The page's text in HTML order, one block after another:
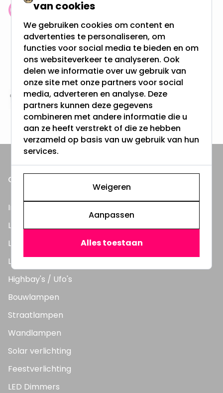
meer dan 100.000 klanten gingen u voor
Gratis verzending + snel geleverd
Vanaf EUR100,- naar NL & BE
& 100 dagen recht op retour
Altijd uit eigen voorraad
3000m2 - 60.000+ Producten
ONZE PRODUCTEN
Inbouwspots
LED Lampen
LED TL Buizen
LED Panelen
Highbay's / Ufo's
Bouwlampen
Straatlampen
Wandlampen
Solar verlichting
Feestverlichting
LED Dimmers
van cookies
We gebruiken cookies om content en
advertenties te personaliseren, om
functies voor social media te bieden en om
ons websiteverkeer te analyseren. Ook
delen we informatie over uw gebruik van
onze site met onze partners voor social
media, adverteren en analyse. Deze
partners kunnen deze gegevens
combineren met andere informatie die u
aan ze heeft verstrekt of die ze hebben
verzameld op basis van uw gebruik van hun
services.
Weigeren
Aanpassen
Alles toestaan